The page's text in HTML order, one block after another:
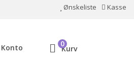
Ønskeliste Kasse
Konto Kurv
0